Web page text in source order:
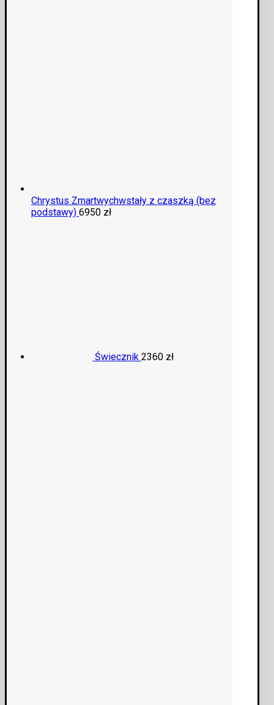
Chrystus Zmartwychwstały z czaszką (bez
podstawy) 6950 zł
Świecznik 2360 zł